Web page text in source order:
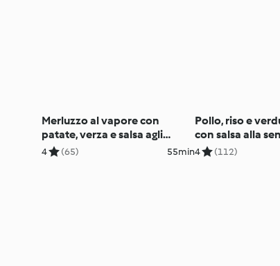
Merluzzo al vapore con
patate, verza e salsa agli
agrumi
4 (65) 55min
Pollo, riso e
con salsa alla
4 (112)